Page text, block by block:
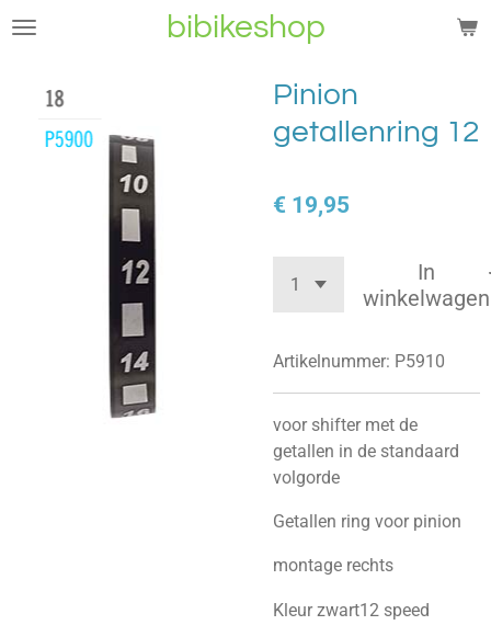
Ga
hoofdinhoud
bibikeshop
Pinion
getallenring 12
€ 19,95
In
winkelwagen
Artikelnummer: P5910
voor shifter met de
getallen in de standaard
volgorde
Getallen ring voor pinion
montage rechts
Kleur zwart12 speed